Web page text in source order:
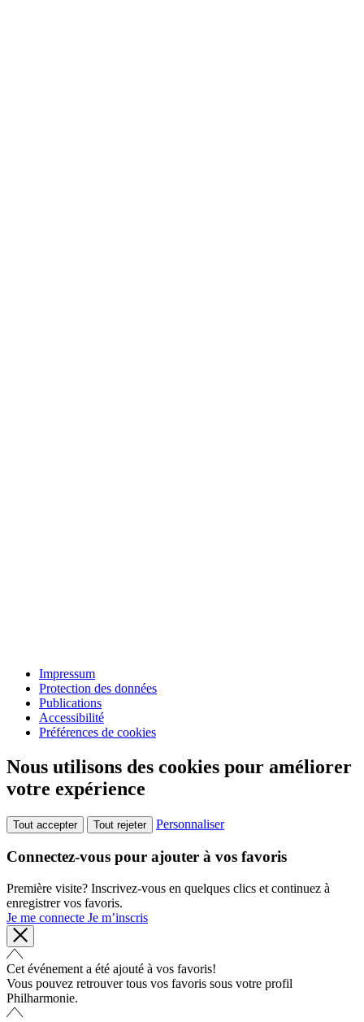
Impressum
Protection des données
Publications
Accessibilité
Préférences de cookies
Nous utilisons des cookies pour améliorer
votre expérience
Tout accepter Tout rejeter Personnaliser
Connectez-vous pour ajouter à vos favoris
Première visite? Inscrivez-vous en quelques clics et continuez à
enregistrer vos favoris.
Je me connecte Je m’inscris
Cet événement a été ajouté à vos favoris!
Vous pouvez retrouver tous vos favoris sous votre profil
Philharmonie.